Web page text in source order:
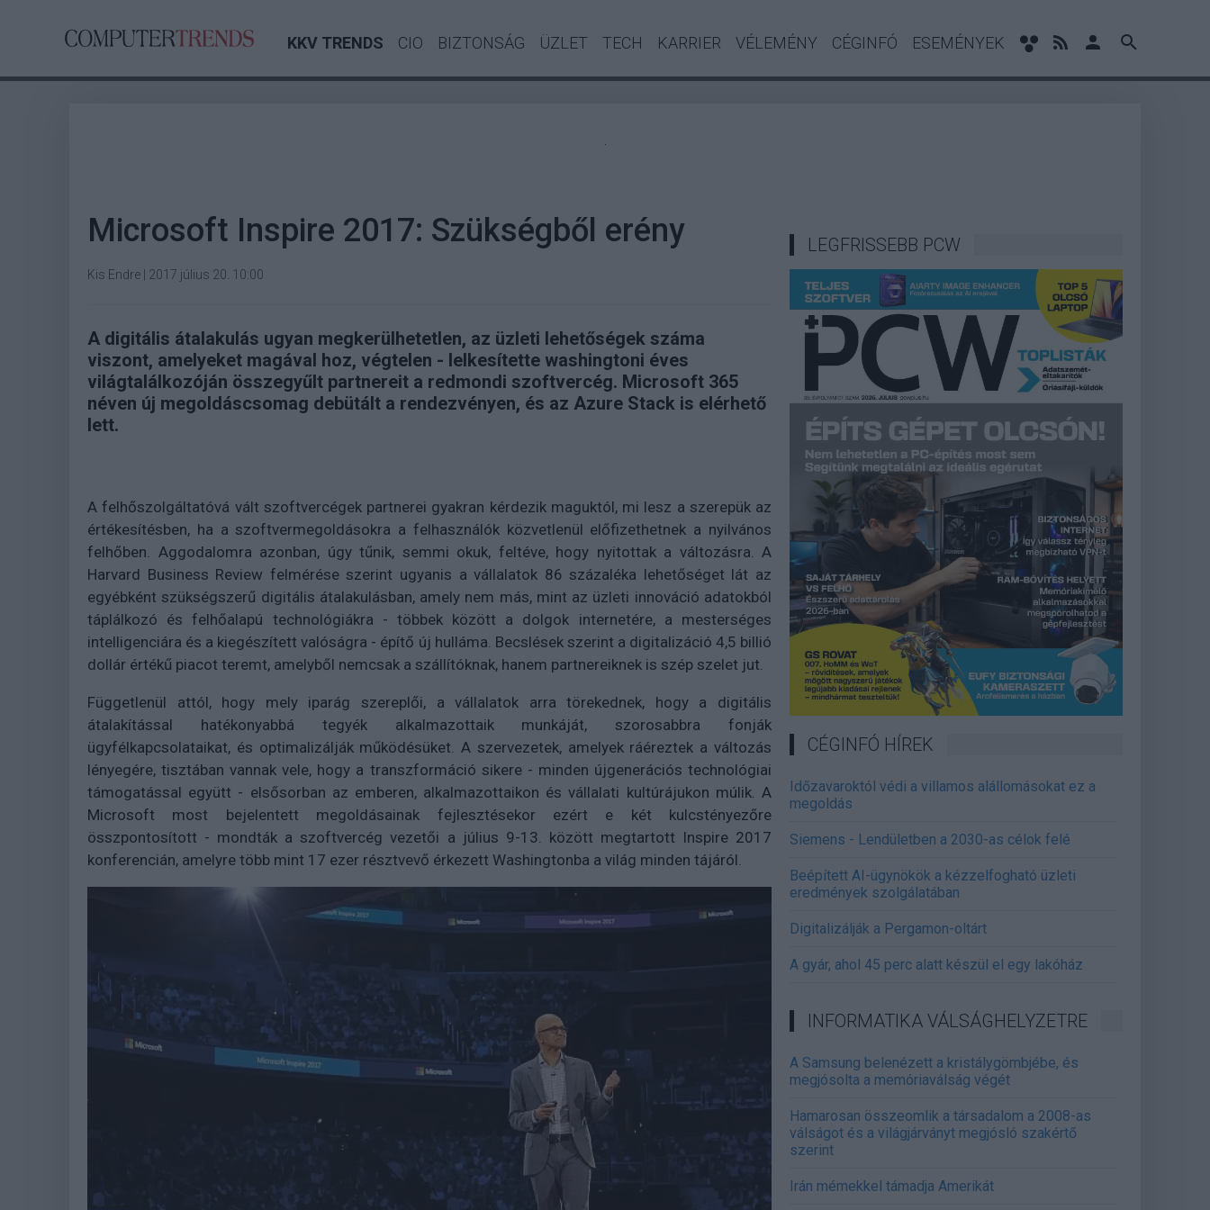
KKV TRENDS CIO BIZTONSÁG ÜZLET TECH KARRIER VÉLEMÉNY CÉGINFÓ ESEMÉNYEK
Microsoft Inspire 2017: Szükségből erény
Kis Endre 2017 július 20. 10:00
A digitális átalakulás ugyan megkerülhetetlen, az üzleti lehetőségek száma
viszont, amelyeket magával hoz, végtelen - lelkesítette washingtoni éves
világtalálkozóján összegyűlt partnereit a redmondi szoftvercég. Microsoft 365
néven új megoldáscsomag debütált a rendezvényen, és az Azure Stack is elérhető
lett.
A felhőszolgáltatóvá vált szoftvercégek partnerei gyakran kérdezik maguktól, mi lesz a szerepük az
értékesítésben, ha a szoftvermegoldásokra a felhasználók közvetlenül előfizethetnek a nyilvános
felhőben. Aggodalomra azonban, úgy tűnik, semmi okuk, feltéve, hogy nyitottak a változásra. A
Harvard Business Review felmérése szerint ugyanis a vállalatok 86 százaléka lehetőséget lát az
egyébként szükségszerű digitális átalakulásban, amely nem más, mint az üzleti innováció adatokból
táplálkozó és felhőalapú technológiákra - többek között a dolgok internetére, a mesterséges
intelligenciára és a kiegészített valóságra - építő új hulláma. Becslések szerint a digitalizáció 4,5 billió
dollár értékű piacot teremt, amelyből nemcsak a szállítóknak, hanem partnereiknek is szép szelet jut.
Függetlenül attól, hogy mely iparág szereplői, a vállalatok arra törekednek, hogy a digitális
átalakítással hatékonyabbá tegyék alkalmazottaik munkáját, szorosabbra fonják
ügyfélkapcsolataikat, és optimalizálják működésüket. A szervezetek, amelyek ráéreztek a változás
lényegére, tisztában vannak vele, hogy a transzformáció sikere - minden újgenerációs technológiai
támogatással együtt - elsősorban az emberen, alkalmazottaikon és vállalati kultúrájukon múlik. A
Microsoft most bejelentett megoldásainak fejlesztésekor ezért e két kulcstényezőre
összpontosított - mondták a szoftvercég vezetői a július 9-13. között megtartott Inspire 2017
konferencián, amelyre több mint 17 ezer résztvevő érkezett Washingtonba a világ minden tájáról.
LEGFRISSEBB PCW
CÉGINFÓ HÍREK
Időzavaroktól védi a villamos alállomásokat ez a
megoldás
Siemens - Lendületben a 2030-as célok felé
Beépített AI-ügynökök a kézzelfogható üzleti
eredmények szolgálatában
Digitalizálják a Pergamon-oltárt
A gyár, ahol 45 perc alatt készül el egy lakóház
INFORMATIKA VÁLSÁGHELYZETRE
A Samsung belenézett a kristálygömbjébe, és
megjósolta a memóriaválság végét
Hamarosan összeomlik a társadalom a 2008-as
válságot és a világjárványt megjósló szakértő
szerint
Irán mémekkel támadja Amerikát